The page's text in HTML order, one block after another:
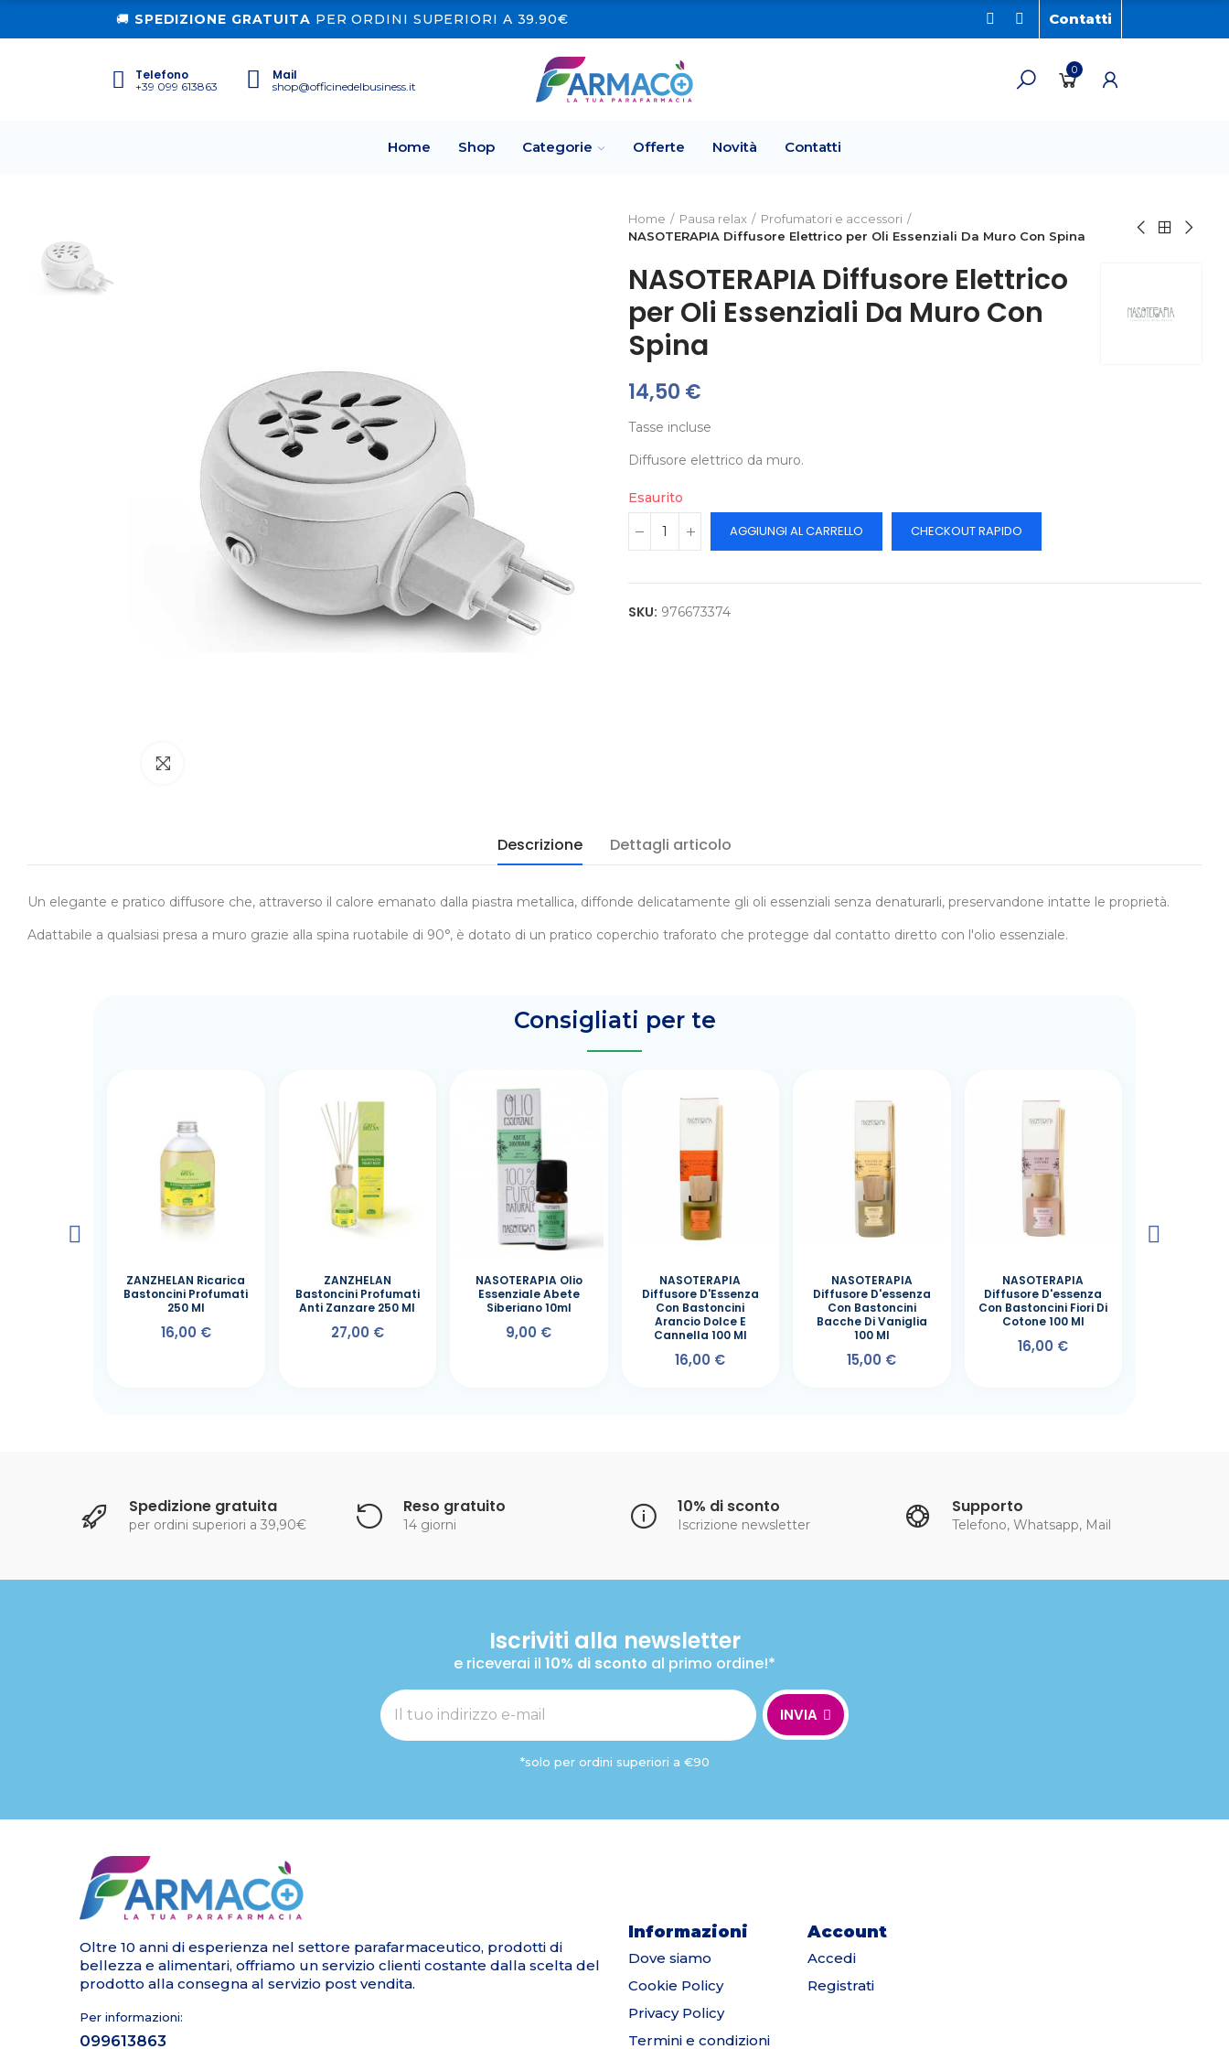
🚚 SPEDIZIONE GRATUITA PER ORDINI SUPERIORI A 39.90€ Contatti
Telefono
+39 099 613863
Mail
shop@officinedelbusiness.it
0
Home Shop Categorie Offerte Novità Contatti
Home Pausa relax
Profumatori e accessori
NASOTERAPIA Diffusore Elettrico per Oli Essenziali Da Muro Con Spina
NASOTERAPIA Diffusore Elettrico
per Oli Essenziali Da Muro Con
Spina
14,50 €
Tasse incluse
Diffusore elettrico da muro.
Esaurito
AGGIUNGI AL CARRELLO CHECKOUT RAPIDO
SKU: 976673374
Descrizione Dettagli articolo
Un elegante e pratico diffusore che, attraverso il calore emanato dalla piastra metallica, diffonde delicatamente gli oli essenziali senza denaturarli, preservandone intatte le proprietà.
Adattabile a qualsiasi presa a muro grazie alla spina ruotabile di 90°, è dotato di un pratico coperchio traforato che protegge dal contatto diretto con l'olio essenziale.
Consigliati per te
ZANZHELAN Ricarica
Bastoncini Profumati
250 Ml
16,00 €
ZANZHELAN
Bastoncini Profumati
Anti Zanzare 250 Ml
27,00 €
NASOTERAPIA Olio
Essenziale Abete
Siberiano 10ml
9,00 €
NASOTERAPIA
Diffusore D'Essenza
Con Bastoncini
Arancio Dolce E
Cannella 100 Ml
16,00 €
NASOTERAPIA
Diffusore D'essenza
Con Bastoncini
Bacche Di Vaniglia
100 Ml
15,00 €
NASOTERAPIA
Diffusore D'essenza
Con Bastoncini Fiori Di
Cotone 100 Ml
16,00 €
Spedizione gratuita
per ordini superiori a 39,90€
Reso gratuito
14 giorni
10% di sconto
Iscrizione newsletter
Supporto
Telefono, Whatsapp, Mail
Iscriviti alla newsletter
e riceverai il 10% di sconto al primo ordine!*
INVIA
*solo per ordini superiori a €90
Oltre 10 anni di esperienza nel settore parafarmaceutico, prodotti di
bellezza e alimentari, offriamo un servizio clienti costante dalla scelta del
prodotto alla consegna al servizio post vendita.
Per informazioni:
099613863
Informazioni
Dove siamo
Cookie Policy
Privacy Policy
Termini e condizioni
Account
Accedi
Registrati